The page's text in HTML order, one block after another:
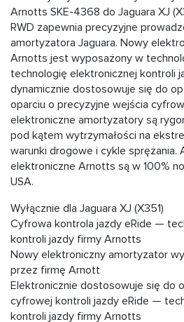
Arnotts SKE-4368 do Jaguara XJ
RWD zapewnia precyzyjne
amortyzatora Jaguara. Nowy
Arnotts jest wyposażony w
technologię elektronicznej kontroli
dynamicznie dostosowuje się do
oparciu o precyzyjne wejścia
elektroniczne amortyzatory są
pod kątem wytrzymałości na
warunki drogowe i cykle sprężania.
elektroniczne Arnotts są w 100%
USA.
Wyłącznie dla Jaguara XJ (X351)
Cyfrowa kontrola jazdy eRide —
kontroli jazdy firmy Arnotts
Nowy elektroniczny amortyzator
przez firmę Arnott
Elektronicznie dostosowuje się do
cyfrowej kontroli jazdy eRide —
kontroli jazdy firmy Arnotts